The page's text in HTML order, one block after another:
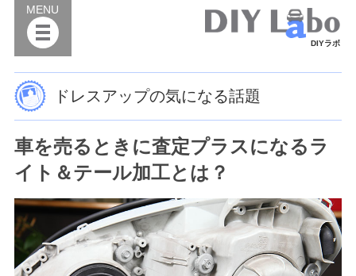
DIYラボ
MENU
ドレスアップの気になる話題
車を売るときに査定プラスになるラ
イト＆テール加工とは？